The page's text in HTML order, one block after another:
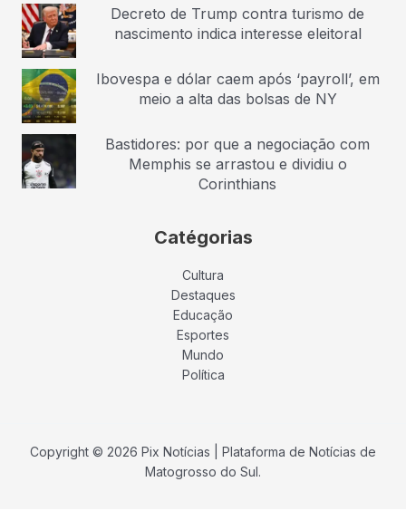
Decreto de Trump contra turismo de
nascimento indica interesse eleitoral
Ibovespa e dólar caem após ‘payroll’, em
meio a alta das bolsas de NY
Bastidores: por que a negociação com
Memphis se arrastou e dividiu o
Corinthians
Catégorias
Cultura
Destaques
Educação
Esportes
Mundo
Política
Copyright © 2026 Pix Notícias | Plataforma de Notícias de
Matogrosso do Sul.